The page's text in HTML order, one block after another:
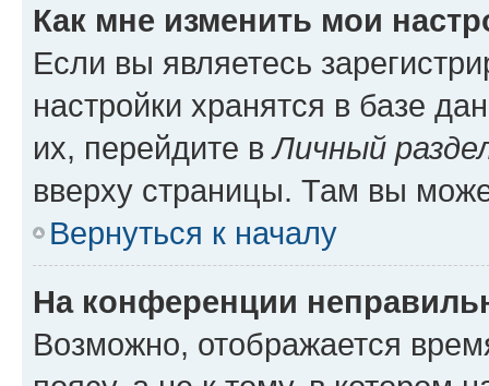
Как мне изменить мои
Если вы являетесь
настройки хранятся в базе
их, перейдите вЛичный
вверху страницы. Там вы
Вернуться к началу
На конференции
Возможно, отображается